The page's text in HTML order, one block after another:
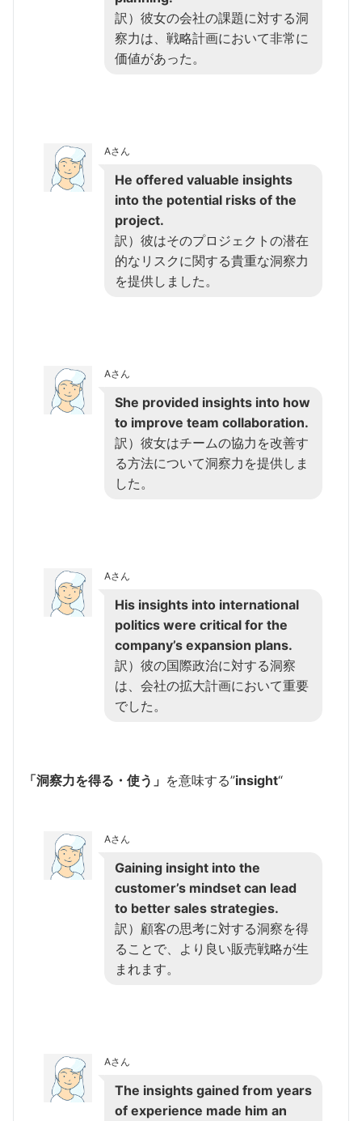
訳）彼女の会社の課題に対する洞
察力は、戦略計画において非常に
価値があった。
Aさん
He offered valuable insights
into the potential risks of the
project.
訳）彼はそのプロジェクトの潜在
的なリスクに関する貴重な洞察力
を提供しました。
Aさん
She provided insights into how
to improve team collaboration.
訳）彼女はチームの協力を改善す
る方法について洞察力を提供しま
した。
Aさん
His insights into international
politics were critical for the
company’s expansion plans.
訳）彼の国際政治に対する洞察
は、会社の拡大計画において重要
でした。
「洞察力を得る・使う」 を意味する”insight“
Aさん
Gaining insight into the
customer’s mindset can lead
to better sales strategies.
訳）顧客の思考に対する洞察を得
ることで、より良い販売戦略が生
まれます。
Aさん
The insights gained from years
of experience made him an